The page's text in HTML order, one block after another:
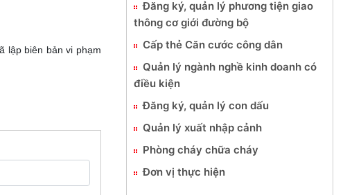
lập biên bản vi phạm
Đăng ký, quản lý phương tiện giao
thông cơ giới đường bộ
Cấp thẻ Căn cước công dân
Quản lý ngành nghề kinh doanh có
điều kiện
Đăng ký, quản lý con dấu
Quản lý xuất nhập cảnh
Phòng cháy chữa cháy
Đơn vị thực hiện